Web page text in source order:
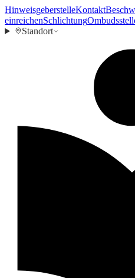
HinweisgeberstelleKontakt
einreichenSchlichtung
Standort